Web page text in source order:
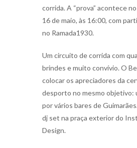
corrida. A “prova” acontece
16 de maio, às 16:00, com
no Ramada1930.
Um circuito de corrida com
brindes e muito convívio. O
colocar os apreciadores da
desporto no mesmo objetivo:
por vários bares de
dj set na praça exterior do
Design.